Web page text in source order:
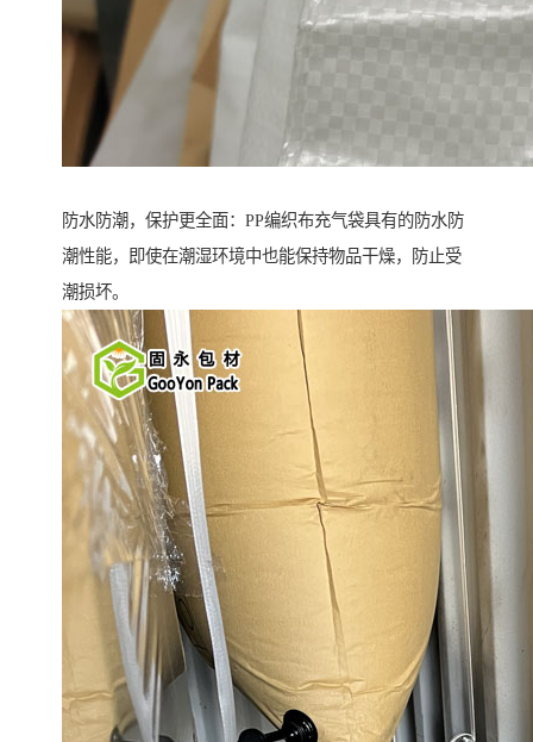
防水防潮，保护更全面：PP编织布充气袋具有的防水防
潮性能，即使在潮湿环境中也能保持物品干燥，防止受
潮损坏。